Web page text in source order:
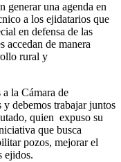
una agenda en
a los ejidatarios que
en defensa de las
accedan de manera
rural y
la Cámara de
debemos trabajar juntos
quien expuso su
que busca
pozos, mejorar el
ejidos.